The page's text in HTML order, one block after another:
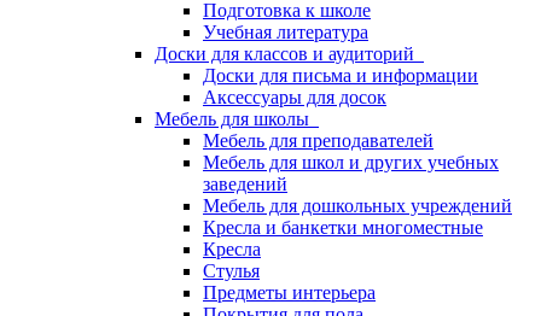
Подготовка к школе
Учебная литература
Доски для классов и аудиторий
Доски для письма и информации
Аксессуары для досок
Мебель для школы
Мебель для преподавателей
Мебель для школ и других учебных
заведений
Мебель для дошкольных учреждений
Кресла и банкетки многоместные
Кресла
Стулья
Предметы интерьера